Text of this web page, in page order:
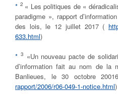
* 2 « Les politiques de «
paradigme », rapport
des lois, le 12 juillet 2017 (
633.html)
* 3 «Un nouveau pacte de
d’information fait au nom de la
Banlieues, le 30 octobre
rapport/2006/r06-049-1-notice.html)